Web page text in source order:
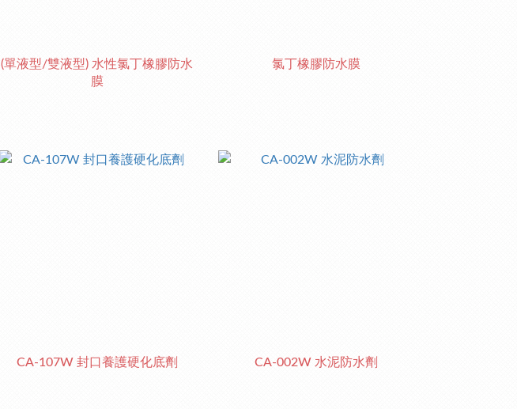
(單液型/雙液型) 水性氯丁橡膠防水
膜
氯丁橡膠防水膜
CA-107W 封口養護硬化底劑 CA-002W 水泥防水劑